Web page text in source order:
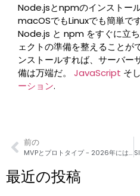
Node.jsとnpmのインストー
macOSでもLinuxでも簡単で
Node.js と npm をすぐに立
ェクトの準備を整えることが
ンストールすれば、サーバー
備は万端だ。 JavaScript そ
ーション.
前の
MVPとプロトタイプ - 2026年にはどちらが必要か？
最近の投稿